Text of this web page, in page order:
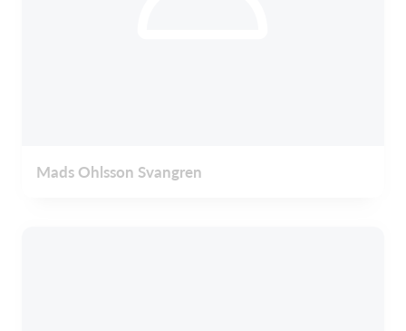
Mads Ohlsson Svangren